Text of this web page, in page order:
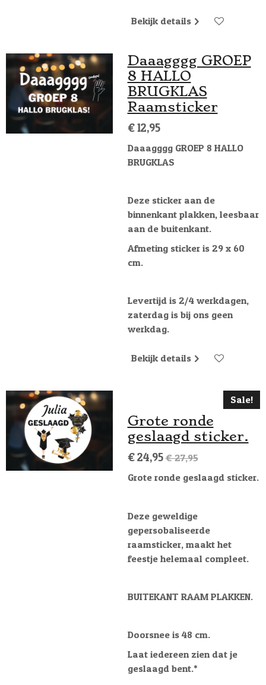
Bekijk details
Daaagggg GROEP
8 HALLO
BRUGKLAS
Raamsticker
€ 12,95
Daaagggg GROEP 8 HALLO
BRUGKLAS
Deze sticker aan de
binnenkant plakken, leesbaar
aan de buitenkant.
Afmeting sticker is 29 x 60
cm.
Levertijd is 2/4 werkdagen,
zaterdag is bij ons geen
werkdag.
Bekijk details
Sale!
Grote ronde
geslaagd sticker.
€ 24,95 € 27,95
Grote ronde geslaagd sticker.
Deze geweldige
gepersobaliseerde
raamsticker, maakt het
feestje helemaal compleet.
BUITEKANT RAAM PLAKKEN.
Doorsnee is 48 cm.
Laat iedereen zien dat je
geslaagd bent.*